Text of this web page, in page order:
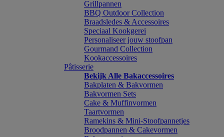
Grillpannen
BBQ Outdoor Collection
Braadsledes & Accessoires
Speciaal Kookgerei
Personaliseer jouw stoofpan
Gourmand Collection
Kookaccessoires
Pâtisserie
Bekijk Alle Bakaccessoires
Bakplaten & Bakvormen
Bakvormen Sets
Cake & Muffinvormen
Taartvormen
Ramekins & Mini-Stoofpannetjes
Broodpannen & Cakevormen